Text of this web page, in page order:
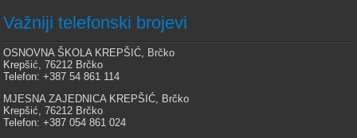
Važniji telefonski brojevi
OSNOVNA ŠKOLA KREPŠIĆ, Brčko
Krepšić, 76212 Brčko
Telefon: +387 54 861 114
MJESNA ZAJEDNICA KREPŠIĆ, Brčko
Krepšić, 76212 Brčko
Telefon: +387 054 861 024